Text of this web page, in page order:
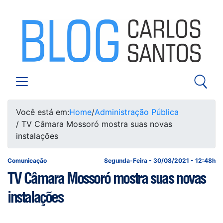
Você está em:Home/Administração Pública
/ TV Câmara Mossoró mostra suas novas
instalações
Segunda-Feira - 30/08/2021 - 12:48h
Comunicação
TV Câmara Mossoró mostra suas novas
instalações